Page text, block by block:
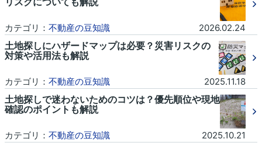
カテゴリ： 不動産の豆知識 2026.02.24
土地探しにハザードマップは必要？災害リスクの
対策や活用法も解説
カテゴリ： 不動産の豆知識 2025.11.18
土地探しで迷わないためのコツは？優先順位や現地
確認のポイントも解説
カテゴリ： 不動産の豆知識 2025.10.21